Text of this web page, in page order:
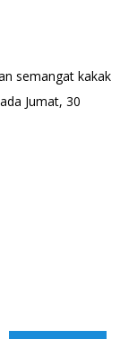
semangat kakak
Jumat, 30